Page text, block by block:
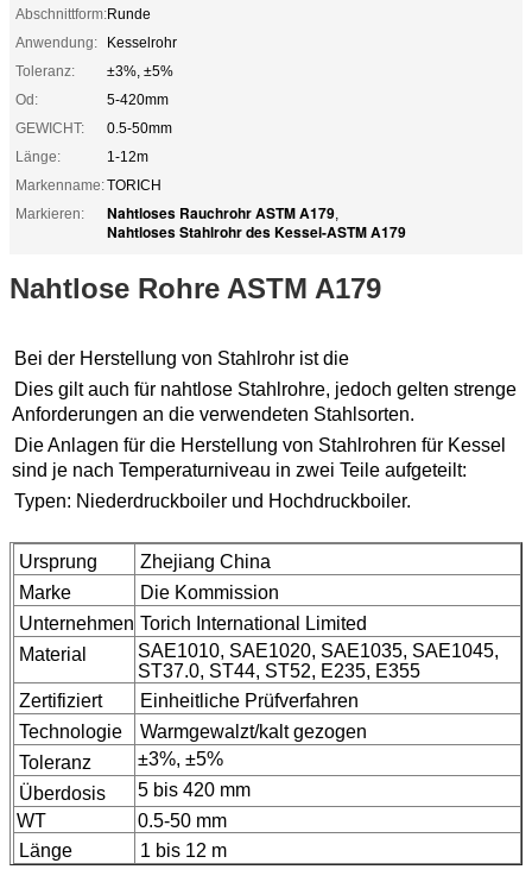
Abschnittform:Runde
Anwendung:
Kesselrohr
Toleranz:
±3%, ±5%
Od:
5-420mm
GEWICHT:
0.5-50mm
Länge:
1-12m
Markenname:TORICH
Markieren:
Nahtloses Rauchrohr ASTM A179,
Nahtloses Stahlrohr des Kessel-ASTM A179
Nahtlose Rohre ASTM A179
Bei der Herstellung von Stahlrohr ist die
Dies gilt auch für nahtlose Stahlrohre, jedoch gelten strenge
Anforderungen an die verwendeten Stahlsorten.
Die Anlagen für die Herstellung von Stahlrohren für Kessel
sind je nach Temperaturniveau in zwei Teile aufgeteilt:
Typen: Niederdruckboiler und Hochdruckboiler.
Ursprung
Zhejiang China
Marke
Die Kommission
Unternehmen Torich International Limited
Material
SAE1010, SAE1020, SAE1035, SAE1045,
ST37.0, ST44, ST52, E235, E355
Zertifiziert
Einheitliche Prüfverfahren
Technologie
Warmgewalzt/kalt gezogen
Toleranz
±3%, ±5%
Überdosis
5 bis 420 mm
WT
0.5-50 mm
Länge
1 bis 12 m